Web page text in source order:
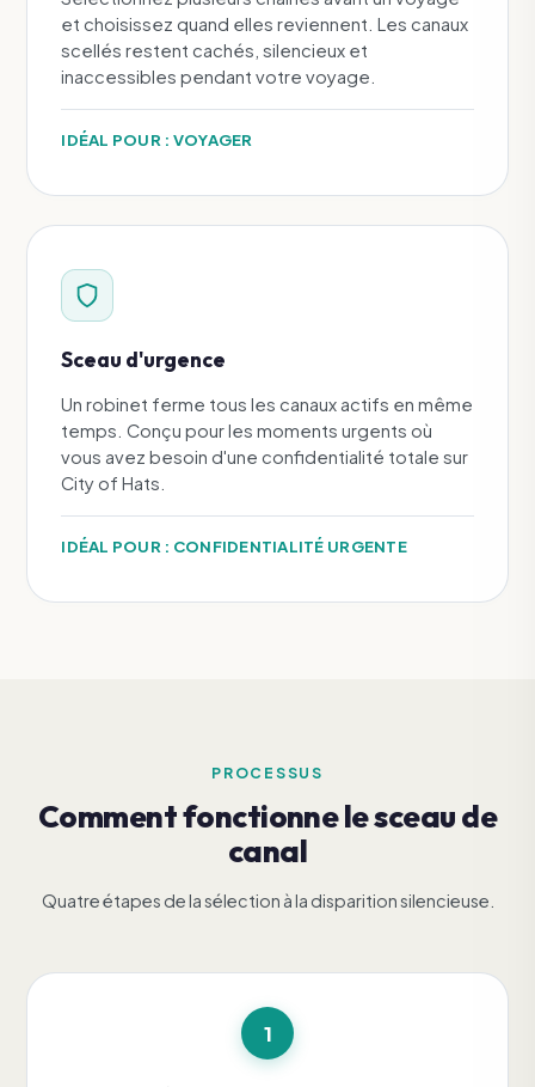
et choisissez quand elles reviennent. Les canaux
scellés restent cachés, silencieux et
inaccessibles pendant votre voyage.
IDÉAL POUR : VOYAGER
Sceau d'urgence
Un robinet ferme tous les canaux actifs en même
temps. Conçu pour les moments urgents où
vous avez besoin d'une confidentialité totale sur
City of Hats.
IDÉAL POUR : CONFIDENTIALITÉ URGENTE
PROCESSUS
Comment fonctionne le sceau de
canal
Quatre étapes de la sélection à la disparition silencieuse.
1